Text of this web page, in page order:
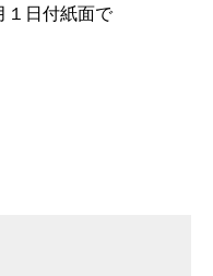
１日付紙面で